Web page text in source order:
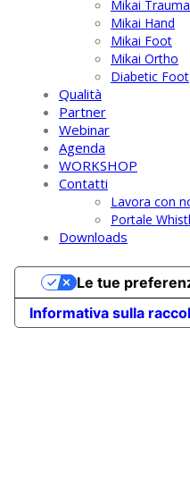
Mikai Trauma
Mikai Hand
Mikai Foot
Mikai Ortho
Diabetic Foot
Qualità
Partner
Webinar
Agenda
WORKSHOP
Contatti
Lavora con
Portale
Downloads
Informativa sulla
Le tue